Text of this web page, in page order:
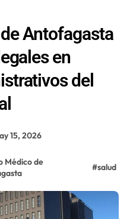
Antofagasta
en
del
15, 2026
Médico de
#salud